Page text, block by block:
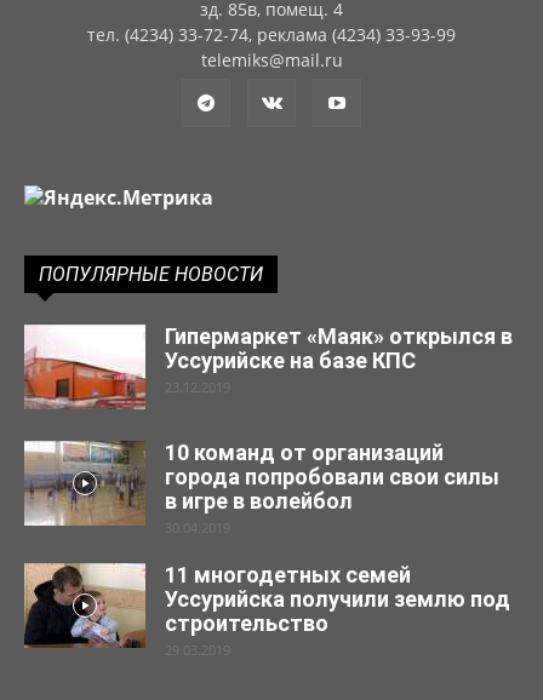
зд. 85в, помещ. 4
тел. (4234) 33-72-74, реклама (4234) 33-93-99
telemiks@mail.ru
ПОПУЛЯРНЫЕ НОВОСТИ
Гипермаркет «Маяк» открылся в
Уссурийске на базе КПС
23.12.2019
10 команд от организаций
города попробовали свои силы
в игре в волейбол
30.04.2019
11 многодетных семей
Уссурийска получили землю под
строительство
29.03.2019